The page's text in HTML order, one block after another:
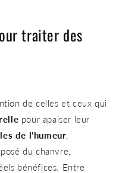
traiter des
de celles et ceux qui
pour apaiser leur
de l’humeur
du chanvre,
bénéfices. Entre